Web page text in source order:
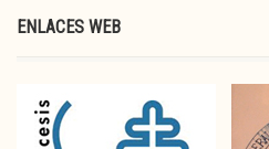
ENLACES WEB